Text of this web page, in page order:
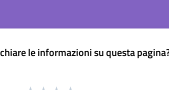
le informazioni su questa